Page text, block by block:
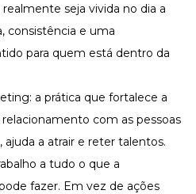
seja vivida no dia a
consistência e uma
para quem está dentro da
: a prática que fortalece a
relacionamento com as pessoas
ajuda a atrair e reter talentos.
a tudo o que a
fazer. Em vez de ações